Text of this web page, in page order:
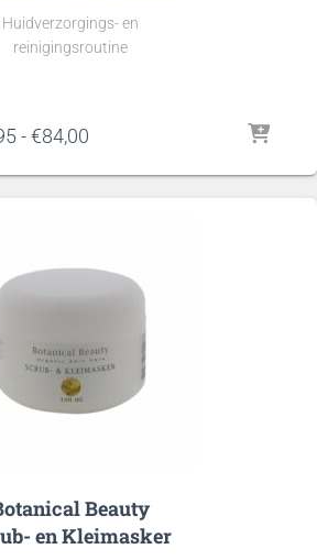
Huidverzorgings- en
reinigingsroutine
-€84,00
tot
Beauty
en Kleimasker